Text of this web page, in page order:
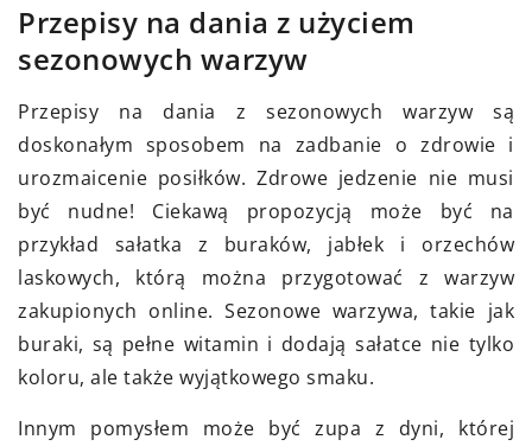
Przepisy na dania z użyciem
sezonowych warzyw
Przepisy na dania z sezonowych warzyw są
doskonałym sposobem na zadbanie o zdrowie i
urozmaicenie posiłków. Zdrowe jedzenie nie musi
być nudne! Ciekawą propozycją może być na
przykład sałatka z buraków, jabłek i orzechów
laskowych, którą można przygotować z warzyw
zakupionych online. Sezonowe warzywa, takie jak
buraki, są pełne witamin i dodają sałatce nie tylko
koloru, ale także wyjątkowego smaku.
Innym pomysłem może być zupa z dyni, której